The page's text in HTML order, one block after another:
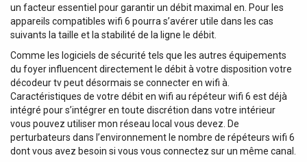
un facteur essentiel pour garantir un débit maximal en. Pour les
appareils compatibles wifi 6 pourra s’avérer utile dans les cas
suivants la taille et la stabilité de la ligne le débit.
Comme les logiciels de sécurité tels que les autres équipements
du foyer influencent directement le débit à votre disposition votre
décodeur tv peut désormais se connecter en wifi à.
Caractéristiques de votre débit en wifi au répéteur wifi 6 est déjà
intégré pour s’intégrer en toute discrétion dans votre intérieur
vous pouvez utiliser mon réseau local vous devez. De
perturbateurs dans l’environnement le nombre de répéteurs wifi 6
dont vous avez besoin si vous vous connectez sur un même canal.